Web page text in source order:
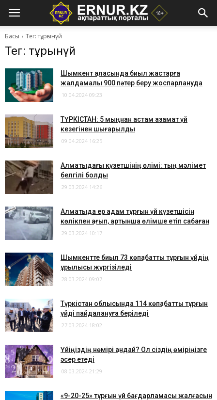
Басы Тег: тұрғынүй
Тег: тұрғынүй
Шымкент қаласында биыл жастарға
жалдамалы 900 пәтер беру жоспарлануда
10.04.2024 09:23
ТҮРКІСТАН: 5 мыңнан астам азамат үй
кезегінен шығарылды
09.04.2024 16:25
Алматыдағы күзетшінің өлімі: тың мәлімет
белгілі болды
29.03.2024 14:26
Алматыда ер адам тұрғын үй күзетшісін
көлікпен қағып, артынша өлімше етіп сабаған
29.03.2024 10:17
Шымкентте биыл 73 көпқабатты тұрғын үйдің
құрылысы жүргізіледі
28.03.2024 09:07
Түркістан облысында 114 көпқабатты тұрғын
үйді пайдалануға беріледі
27.03.2024 18:02
​Үйіңіздің нөмірі қандай? Ол сіздің өміріңізге
әсер етеді
08.03.2024 21:29
«9-20-25» тұрғын үй бағдарламасы жалғасын